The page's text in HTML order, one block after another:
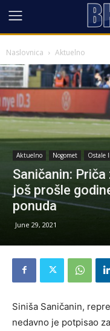
Naslovnica Aktuelno
Aktuelno Nogomet Ostale
Saničanin:
još prošle
ponuda
June 29, 2021
Siniša Saničanin,
nedavno je potpisao